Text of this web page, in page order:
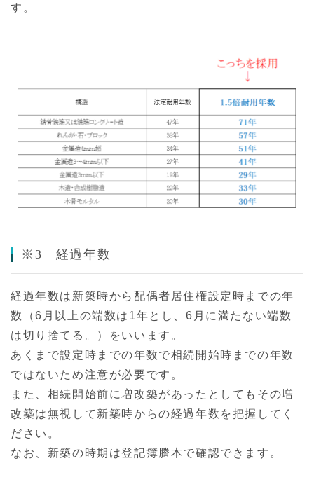
す。
※3 経過年数
経過年数は新築時から配偶者居住権設定時までの年
数（6月以上の端数は1年とし、6月に満たない端数
は切り捨てる。）をいいます。
あくまで設定時までの年数で相続開始時までの年数
ではないため注意が必要です。
また、相続開始前に増改築があったとしてもその増
改築は無視して新築時からの経過年数を把握してく
ださい。
なお、新築の時期は登記簿謄本で確認できます。